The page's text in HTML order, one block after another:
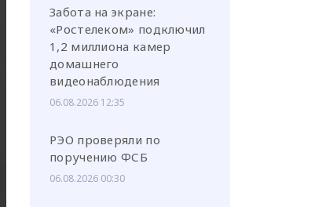
через соц. сети
Забота на экране:
«Ростелеком» подключил
1,2 миллиона камер
домашнего
видеонаблюдения
06.08.2026 12:35
РЭО проверяли по
поручению ФСБ
06.08.2026 00:30